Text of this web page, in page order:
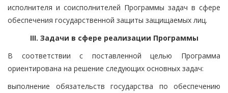
исполнителя и соисполнителей Программы задач в сфере
обеспечения государственной защиты защищаемых лиц.
III. Задачи в сфере реализации Программы
В соответствии с поставленной целью Программа
ориентирована на решение следующих основных задач:
выполнение обязательств государства по обеспечению